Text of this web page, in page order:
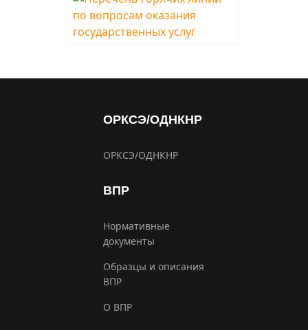
ОРКСЭ/ОДНКНР
ОРКСЭ/ОДНКНР
ВПР
Нормативные
документы
Образцы и описания
ВПР
О ВПР